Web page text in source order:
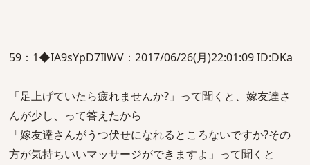
59：1◆IA9sYpD7IlWV：2017/06/26(月)22:01:09 ID:DKa
「足上げていたら疲れませんか?」って聞くと、嫁友達さ
んが少し、って答えたから
「嫁友達さんがうつ伏せになれるところないですか?その
方が気持ちいいマッサージができますよ」って聞くと